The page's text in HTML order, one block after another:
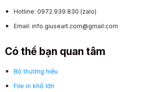
Hotline: 0972.939.830 (zalo)
Email: info.giuseart.com@gmail.com
Có thể bạn quan tâm
Bộ thương hiệu
File in khổ lớn